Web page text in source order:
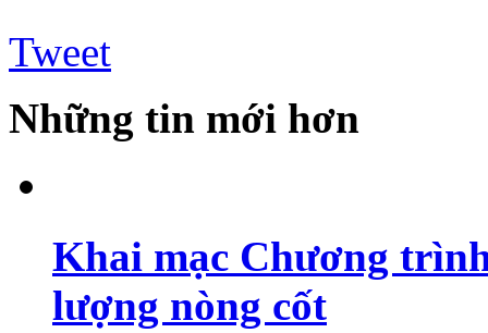
Tweet
Những tin mới hơn
Khai mạc Chương
lượng nòng cốt